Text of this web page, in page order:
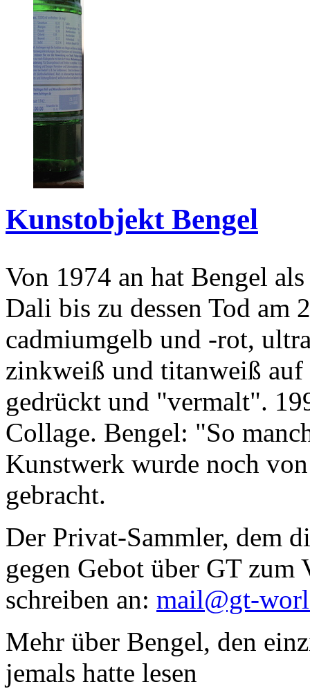
Kunstobjekt Bengel
Von 1974 an hat Bengel
Dali bis zu dessen Tod am
cadmiumgelb und -rot,
zinkweiß und titanweiß
gedrückt und "vermalt".
Collage. Bengel: "So
Kunstwerk wurde noch
gebracht.
Der Privat-Sammler, dem
gegen Gebot über GT zum
schreiben an: mail@gt-
Mehr über Bengel, den
jemals hatte lesen